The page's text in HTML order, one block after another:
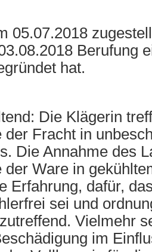
05.07.2018
Berufung
hat.
Die Klägerin
der Fracht in
Die Annahme des
der Ware in
Erfahrung, dafür,
sei und
Vielmehr
im